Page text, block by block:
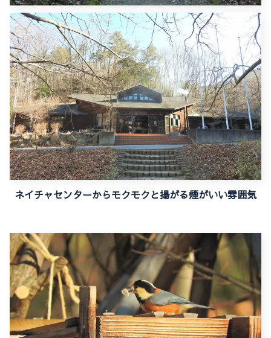
ネイチャセンターからモクモクと揚がる煙がいい雰囲気